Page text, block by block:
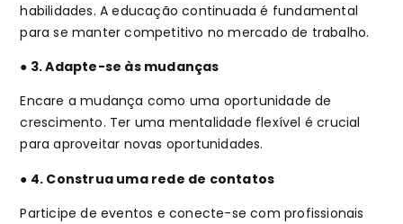
habilidades. A educação continuada é fundamental
para se manter competitivo no mercado de trabalho.
● 3. Adapte-se às mudanças
Encare a mudança como uma oportunidade de
crescimento. Ter uma mentalidade flexível é crucial
para aproveitar novas oportunidades.
● 4. Construa uma rede de contatos
Participe de eventos e conecte-se com profissionais